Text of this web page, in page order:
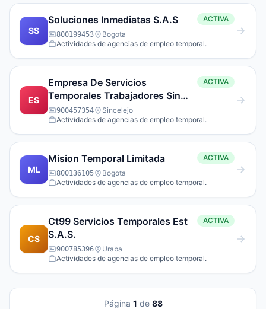
SS
Soluciones Inmediatas S.A.S ACTIVA
800199453
Bogota
Actividades de agencias de empleo temporal.
ES
Empresa De Servicios
Temporales Trabajadores Sin
Fronteras S.A.S
ACTIVA
900457354
Sincelejo
Actividades de agencias de empleo temporal.
ML
Mision Temporal Limitada ACTIVA
800136105
Bogota
Actividades de agencias de empleo temporal.
CS
Ct99 Servicios Temporales Est
S.A.S.
ACTIVA
900785396
Uraba
Actividades de agencias de empleo temporal.
Página 1 de 88